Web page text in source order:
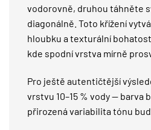
vodorovně, druhou táhněte
diagonálně. Toto křížení
hloubku a texturální
kde spodní vrstva mírně
Pro ještě autentičtější
vrstvu 10–15 % vody — barva
přirozená variabilita tónu